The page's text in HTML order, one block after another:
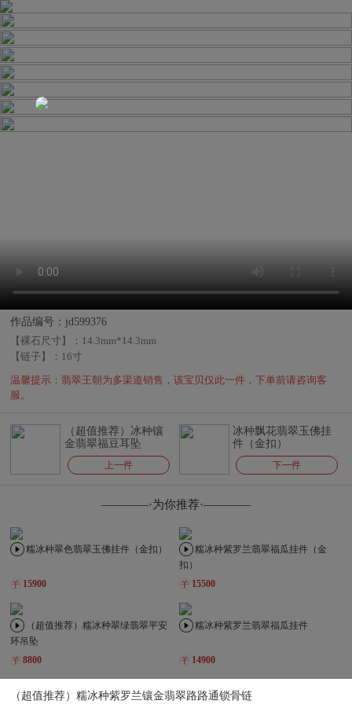
（超值推荐）糯冰种紫罗兰镶金翡翠路路通锁骨链
作品编号：jd599376
【裸石尺寸】： 14.3mm*14.3mm
【链子】： 16寸
温馨提示：翡翠王朝为多渠道销售，该宝贝仅此一件，下单前请咨询客
服。
（超值推荐）冰种镶
金翡翠福豆耳坠
上一件
冰种飘花翡翠玉佛挂
件（金扣）
下一件
————·为你推荐·————
糯冰种翠色翡翠玉佛挂件（金扣）
15900
糯冰种紫罗兰翡翠福瓜挂件（金
扣）
15500
（超值推荐）糯冰种翠绿翡翠平安
环吊坠
8800
糯冰种紫罗兰翡翠福瓜挂件
14900
（超值推荐）糯冰种翠色翡翠平安 （超值推荐）冰种晴水翡翠多子多